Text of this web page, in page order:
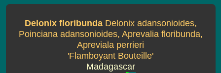
Delonix floribunda Delonix adansonioides,
Poinciana adansonioides, Aprevalia floribunda,
Apreviala perrieri
'Flamboyant Bouteille'
Madagascar